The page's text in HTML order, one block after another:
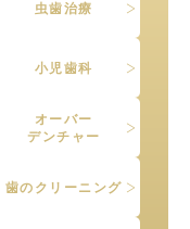
虫歯治療
小児歯科
オーバー
デンチャー
歯のクリーニング